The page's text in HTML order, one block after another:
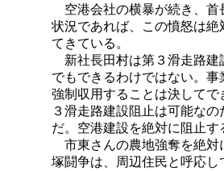
空港会社の横暴が続き、首
状況であれば、この憤怒は
てきている。
新社長田村は第３滑走路建
でもできるわけではない。
強制収用することは決して
３滑走路建設阻止は可能な
だ。空港建設を絶対に阻止
市東さんの農地強奪を絶対
塚闘争は、周辺住民と呼応